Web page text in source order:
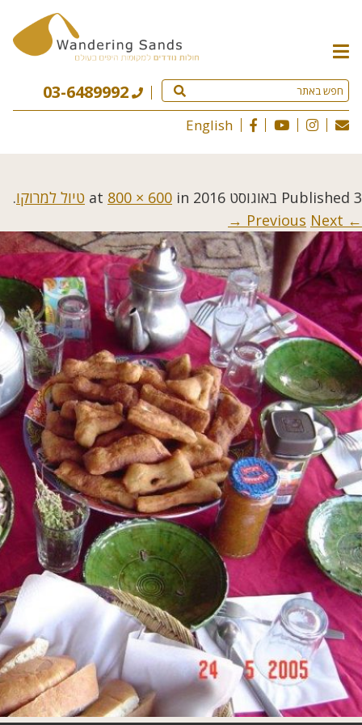
תפריט
האתר
03-6489992
English
Published 3 באוגוסט 2016 800 × 600 in טיול למרוקו.
← Previous
Next →